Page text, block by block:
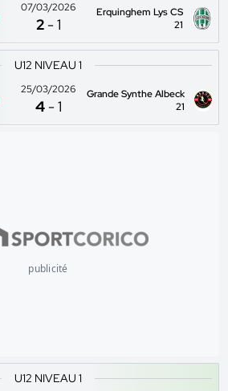
07/03/2026
2 -1
Erquinghem Lys CS
21
U12 NIVEAU 1
25/03/2026
4 -1
Grande Synthe Albeck
21
publicité
U12 NIVEAU 1